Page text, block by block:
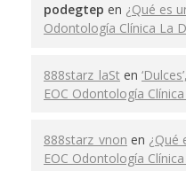
podegtep en ¿Qué es
Odontología Clínica La
888starz_laSt en
EOC Odontología
888starz_vnon en ¿Qué
EOC Odontología